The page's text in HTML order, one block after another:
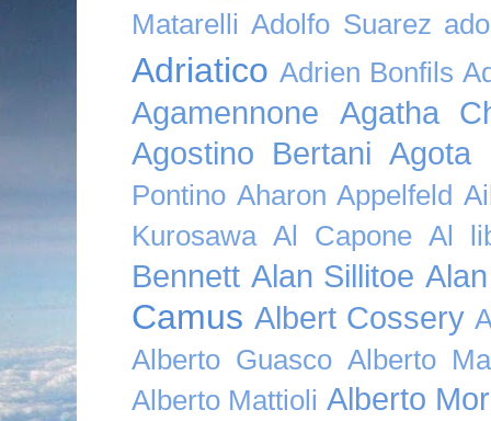
Matarelli Adolfo Suarez
Adriatico Adrien Bonfils
Agamennone
Agatha
Agostino Bertani Agota
Pontino Aharon Appelfeld
Kurosawa Al Capone Al
Bennett Alan Sillitoe
Camus Albert Cossery
Alberto Guasco Alberto
Alberto Mattioli Alberto